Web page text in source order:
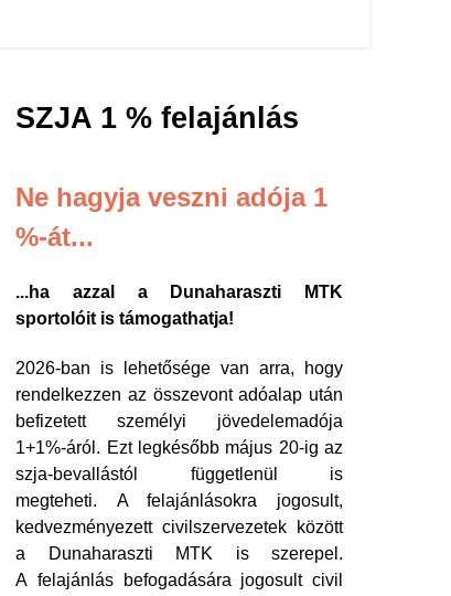
SZJA 1 % felajánlás
Ne hagyja veszni adója 1
%-át...
...ha azzal a Dunaharaszti MTK
sportolóit is támogathatja!
2026-ban is lehetősége van arra, hogy
rendelkezzen az összevont adóalap után
befizetett személyi jövedelemadója
1+1%-áról. Ezt legkésőbb május 20-ig az
szja-bevallástól függetlenül is
megteheti. A felajánlásokra jogosult,
kedvezményezett civilszervezetek között
a Dunaharaszti MTK is szerepel.
A felajánlás befogadására jogosult civil